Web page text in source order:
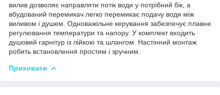
вилив дозволяє направляти потік води у потрібний бік, а
вбудований перемикач легко перемикає подачу води між
виливом і душем. Одноважільне керування забезпечує плавне
регулювання температури та напору. У комплект входить
душовий гарнітур із лійкою та шлангом. Настінний монтаж
робить встановлення простим і зручним.
Приховати